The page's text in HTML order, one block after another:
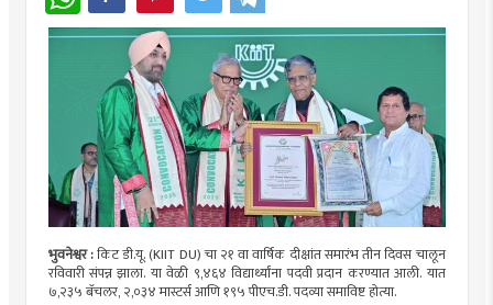
भुवनेश्वर :किट डी.यू. (KIIT DU) चा २१ वा वार्षिक दीक्षांत समारंभ तीन दिवस चालून
रविवारी संपन्न झाला. या वेळी ९,४६४ विद्यार्थ्यांना पदवी प्रदान करण्यात आली. यात
७,२३५ बॅचलर, २,०३४ मास्टर्स आणि १९५ पीएच.डी. पदव्या समाविष्ट होत्या.